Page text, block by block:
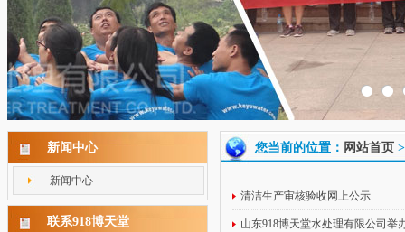
新闻中心
新闻中心
联系918博天堂
您当前的位置： 网站首页
清洁生产审核验收网上公示
山东918博天堂水处理有限公